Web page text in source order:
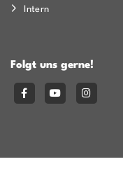
Intern
Folgt uns gerne!